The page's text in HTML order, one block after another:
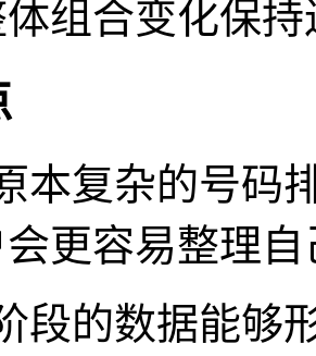
组合变化保
本复杂的号码
更容易整理
段的数据能够